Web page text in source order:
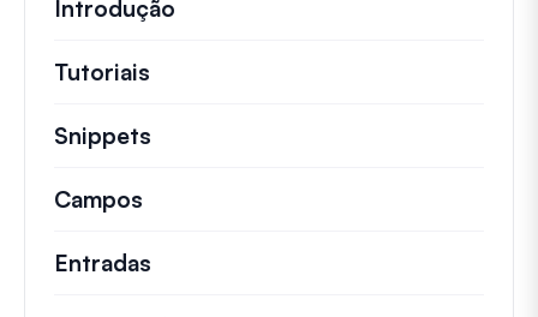
Introdução
Tutoriais
Snippets
Campos
Entradas